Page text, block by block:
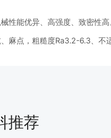
性能优异、高强度、致密性
麻点，粗糙度Ra3.2-6.3、不
推荐